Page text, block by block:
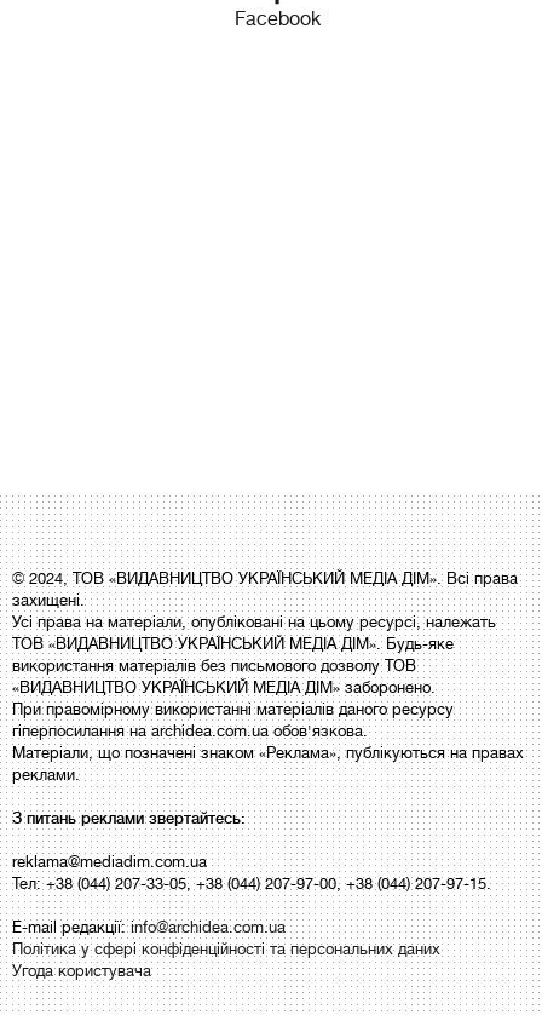
Facebook
© 2024, ТОВ «ВИДАВНИЦТВО УКРАЇНСЬКИЙ МЕДІА ДІМ». Всі права
захищені.
Усі права на матеріали, опубліковані на цьому ресурсі, належать
ТОВ «ВИДАВНИЦТВО УКРАЇНСЬКИЙ МЕДІА ДІМ». Будь-яке
використання матеріалів без письмового дозволу ТОВ
«ВИДАВНИЦТВО УКРАЇНСЬКИЙ МЕДІА ДІМ» заборонено.
При правомірному використанні матеріалів даного ресурсу
гіперпосилання на archidea.com.ua обов'язкова.
Матеріали, що позначені знаком «Реклама», публікуються на правах
реклами.
З питань реклами звертайтесь:
reklama@mediadim.com.ua
Тел: +38 (044) 207-33-05, +38 (044) 207-97-00, +38 (044) 207-97-15.
E-mail редакції:info@archidea.com.ua
Політика у сфері конфіденційності та персональних даних
Угода користувача